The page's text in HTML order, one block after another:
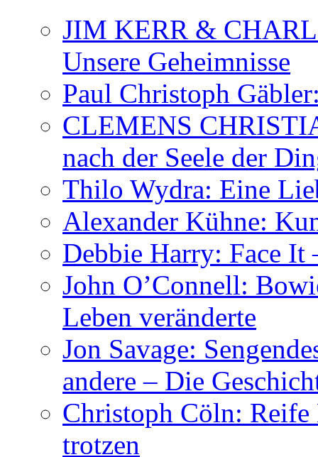
JIM KERR &
Unsere Geheimnisse
Paul Christoph
CLEMENS
nach der Seele der
Thilo Wydra: Eine
Alexander Kühne:
Debbie Harry: Face
John O’Connell:
Leben veränderte
Jon Savage:
andere – Die
Christoph Cöln:
trotzen